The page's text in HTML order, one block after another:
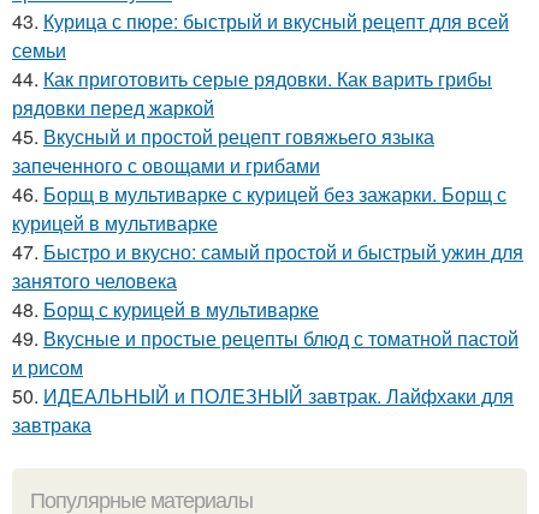
43. Курица с пюре: быстрый и вкусный рецепт для всей
семьи
44. Как приготовить серые рядовки. Как варить грибы
рядовки перед жаркой
45. Вкусный и простой рецепт говяжьего языка
запеченного с овощами и грибами
46. Борщ в мультиварке с курицей без зажарки. Борщ с
курицей в мультиварке
47. Быстро и вкусно: самый простой и быстрый ужин для
занятого человека
48. Борщ с курицей в мультиварке
49. Вкусные и простые рецепты блюд с томатной пастой
и рисом
50. ИДЕАЛЬНЫЙ и ПОЛЕЗНЫЙ завтрак. Лайфхаки для
завтрака
Популярные материалы